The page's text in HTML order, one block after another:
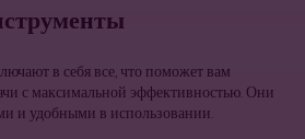
в себя все, что поможет вам
с максимальной эффективностью. Они
и удобными в использовании.